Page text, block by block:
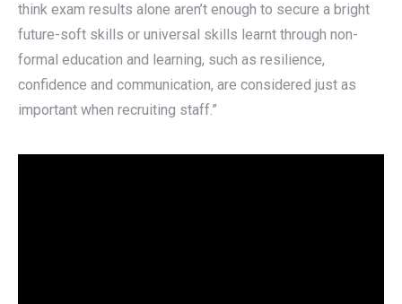
think exam results alone aren’t enough to secure a bright
future-soft skills or universal skills learnt through non-
formal education and learning, such as resilience,
confidence and communication, are considered just as
important when recruiting staff.”